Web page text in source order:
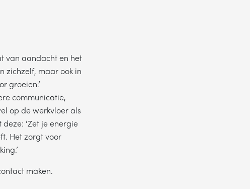
van aandacht en het
zichzelf, maar ook in
groeien.’
communicatie,
op de werkvloer als
‘Zet je energie
Het zorgt voor
maken.